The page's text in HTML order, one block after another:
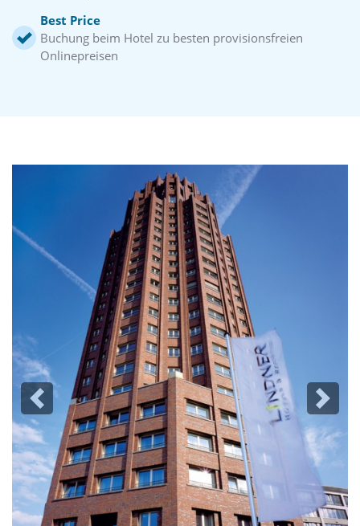
Best Price
Buchung beim Hotel zu besten provisionsfreien
Onlinepreisen
Previous Next